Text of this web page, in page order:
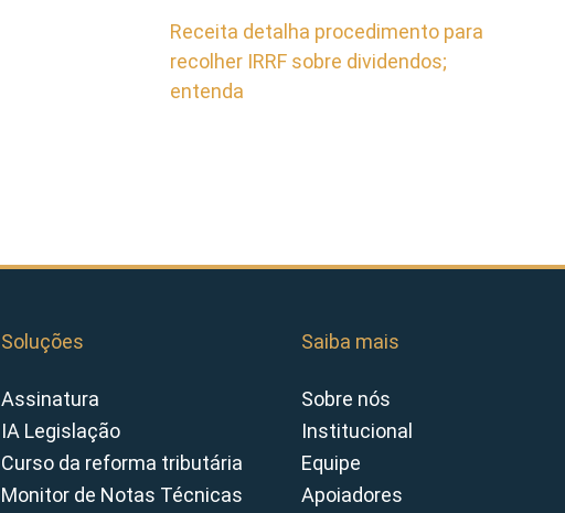
Receita detalha procedimento para
recolher IRRF sobre dividendos;
entenda
Soluções
Assinatura
IA Legislação
Curso da reforma tributária
Monitor de Notas Técnicas
Saiba mais
Sobre nós
Institucional
Equipe
Apoiadores